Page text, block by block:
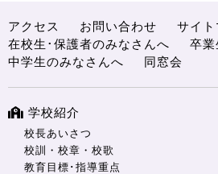
アクセス お問い合わせ
サイ
在校生･保護者のみなさんへ
卒業
中学生のみなさんへ
同窓会
学校紹介
校長あいさつ
校訓・校章・校歌
教育目標･指導重点